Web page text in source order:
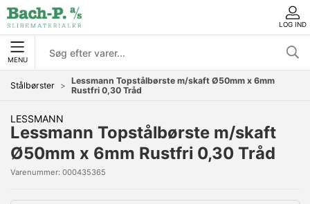
LOG IND
MENU
Stålbørster
Lessmann Topstålbørste m/skaft Ø50mm x 6mm
Rustfri 0,30 Tråd
LESSMANN
Lessmann Topstålbørste m/skaft
Ø50mm x 6mm Rustfri 0,30 Tråd
Varenummer: 000435365